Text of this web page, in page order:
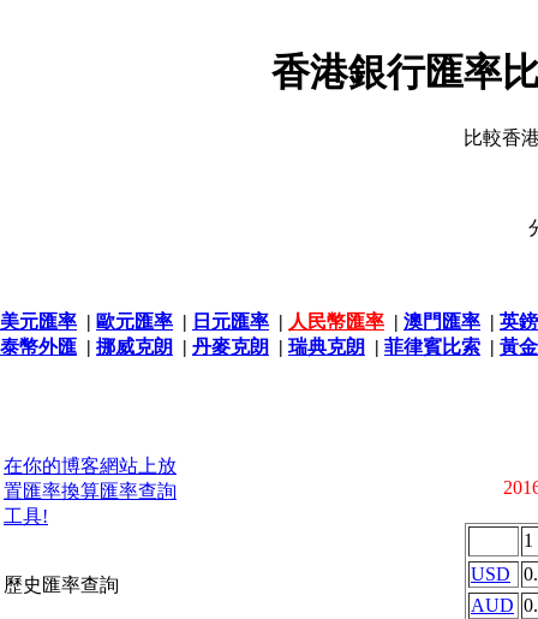
香港銀行匯率
比較香
美元匯率 | 歐元匯率 | 日元匯率 | 人民幣匯率 | 澳門匯率 | 英
泰幣外匯 | 挪威克朗 | 丹麥克朗 | 瑞典克朗 | 菲律賓比索 | 黃
在你的博客網站上放
置匯率換算匯率查詢
工具!
歷史匯率查詢
1
USD
AUD